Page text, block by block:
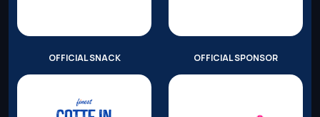
OFFICIAL SNACK OFFICIAL SPONSOR